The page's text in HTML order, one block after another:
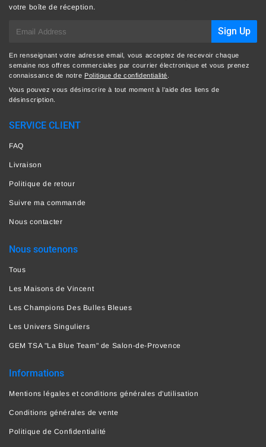
votre boîte de réception.
mail
Sign Up
En renseignant votre adresse email, vous acceptez de recevoir chaque
semaine nos offres commerciales par courrier électronique et vous prenez
connaissance de notre Politique de confidentialité.
Vous pouvez vous désinscrire à tout moment à l'aide des liens de
désinscription.
SERVICE CLIENT
FAQ
Livraison
Politique de retour
Suivre ma commande
Nous contacter
Nous soutenons
Tous
Les Maisons de Vincent
Les Champions Des Bulles Bleues
Les Univers Singuliers
GEM TSA "La Blue Team" de Salon-de-Provence
Informations
Mentions légales et conditions générales d'utilisation
Conditions générales de vente
Politique de Confidentialité